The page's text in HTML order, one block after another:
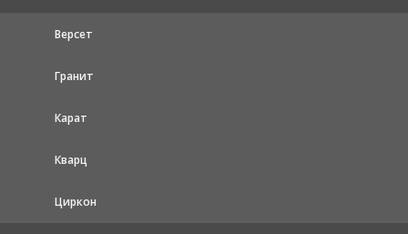
Версет
Гранит
Карат
Кварц
Циркон